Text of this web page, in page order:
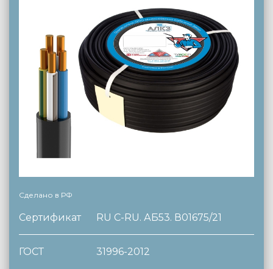
Сделано в РФ
Сертификат RU C-RU. АБ53. В01675/21
ГОСТ 31996-2012